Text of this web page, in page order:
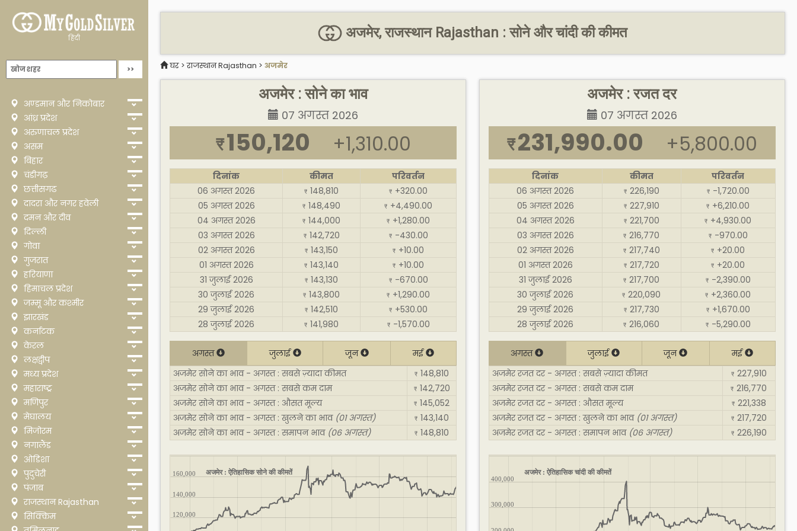
हिंदी
अण्डमान और निकोबार
आंध्र प्रदेश
अरुणाचल प्रदेश
असम
बिहार
चंडीगढ़
छत्तीसगढ
दादरा और नगर हवेली
दमन और दीव
दिल्ली
गोवा
गुजरात
हरियाणा
हिमाचल प्रदेश
जम्मू और कश्मीर
झारखंड
कर्नाटक
केरल
लक्षद्वीप
मध्य प्रदेश
महाराष्ट्र
मणिपुर
मेघालय
मिजोरम
नगालैंड
ओडिशा
पुदुचेरी
पंजाब
राजस्थान Rajasthan
सिक्किम
अजमेर, राजस्थान Rajasthan : सोने और चांदी की कीमत
घर >राजस्थान Rajasthan > अजमेर
अजमेर : सोने का भाव
07 अगस्त 2026
₹150,120 +1,310.00
दिनांक कीमत
परिवर्तन
06 अगस्त 2026
₹ 148,810 ₹ +320.00
05 अगस्त 2026
₹ 148,490 ₹ +4,490.00
04 अगस्त 2026
₹ 144,000 ₹ +1,280.00
03 अगस्त 2026
₹ 142,720 ₹ -430.00
02 अगस्त 2026
₹ 143,150 ₹ +10.00
01 अगस्त 2026
₹ 143,140 ₹ +10.00
31 जुलाई 2026
₹ 143,130 ₹ -670.00
30 जुलाई 2026
₹ 143,800 ₹ +1,290.00
29 जुलाई 2026
₹ 142,510 ₹ +530.00
28 जुलाई 2026
₹ 141,980 ₹ -1,570.00
अगस्त जुलाई जून
मई
अजमेर सोने का भाव - अगस्त : सबसे ज़्यादा कीमत
₹ 148,810
अजमेर सोने का भाव - अगस्त : सबसे कम दाम
₹ 142,720
अजमेर सोने का भाव - अगस्त : औसत मूल्य
₹ 145,052
अजमेर सोने का भाव - अगस्त : खुलने का भाव (01 अगस्त) ₹ 143,140
अजमेर सोने का भाव - अगस्त : समापन भाव (06 अगस्त) ₹ 148,810
अजमेर : ऐतिहासिक सोने की कीमतें
120,000
140,000
160,000
अजमेर : रजत दर
07 अगस्त 2026
₹231,990.00 +5,800.00
दिनांक कीमत
परिवर्तन
06 अगस्त 2026
₹ 226,190 ₹ -1,720.00
05 अगस्त 2026
₹ 227,910 ₹ +6,210.00
04 अगस्त 2026
₹ 221,700 ₹ +4,930.00
03 अगस्त 2026
₹ 216,770 ₹ -970.00
02 अगस्त 2026
₹ 217,740 ₹ +20.00
01 अगस्त 2026
₹ 217,720 ₹ +20.00
31 जुलाई 2026
₹ 217,700 ₹ -2,390.00
30 जुलाई 2026
₹ 220,090 ₹ +2,360.00
29 जुलाई 2026
₹ 217,730 ₹ +1,670.00
28 जुलाई 2026
₹ 216,060 ₹ -5,290.00
अगस्त जुलाई जून
मई
अजमेर रजत दर - अगस्त : सबसे ज़्यादा कीमत
₹ 227,910
अजमेर रजत दर - अगस्त : सबसे कम दाम
₹ 216,770
अजमेर रजत दर - अगस्त : औसत मूल्य
₹ 221,338
अजमेर रजत दर - अगस्त : खुलने का भाव (01 अगस्त) ₹ 217,720
अजमेर रजत दर - अगस्त : समापन भाव (06 अगस्त) ₹ 226,190
अजमेर : ऐतिहासिक चांदी की कीमतें
300,000
400,000